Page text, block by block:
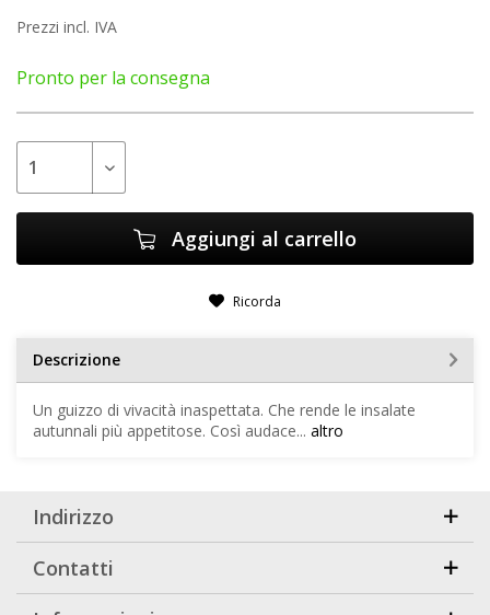
Prezzi incl. IVA
Pronto per la consegna
Aggiungi al carrello
Ricorda
Descrizione
Un guizzo di vivacità inaspettata. Che rende le insalate
autunnali più appetitose. Così audace... altro
Indirizzo
Contatti